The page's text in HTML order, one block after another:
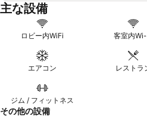
主な設備
ロビー内WiFi 客室内
エアコン レストラ
ジム / フィットネス
その他の設備